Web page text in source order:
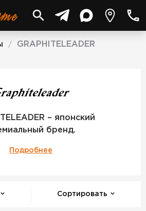
/ GRAPHITELEADER
– японский
бренд.
Подробнее
Сортировать